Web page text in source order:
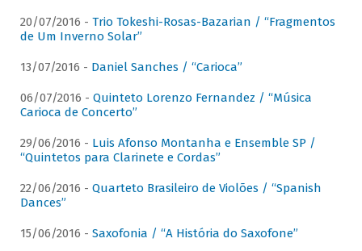
20/07/2016 - Trio Tokeshi-Rosas-Bazarian / “Fragmentos
de Um Inverno Solar”
13/07/2016 - Daniel Sanches / “Carioca”
06/07/2016 - Quinteto Lorenzo Fernandez / “Música
Carioca de Concerto”
29/06/2016 - Luis Afonso Montanha e Ensemble SP /
“Quintetos para Clarinete e Cordas”
22/06/2016 - Quarteto Brasileiro de Violões / “Spanish
Dances”
15/06/2016 - Saxofonia / “A História do Saxofone”